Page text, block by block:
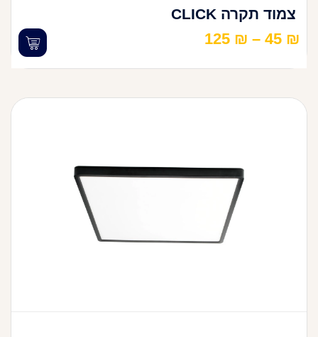
צמוד תקרה CLICK
45 ₪
–
125 ₪